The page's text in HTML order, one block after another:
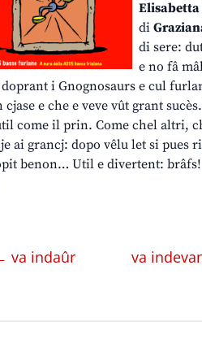
di
di sere:
e no fâ
doprant i Gnognosaurs e cul
e che e veve vût grant
come il prin. Come chel altri,
ai grancj: dopo vêlu let si
benon… Util e divertent: brâfs!
va indaûr va